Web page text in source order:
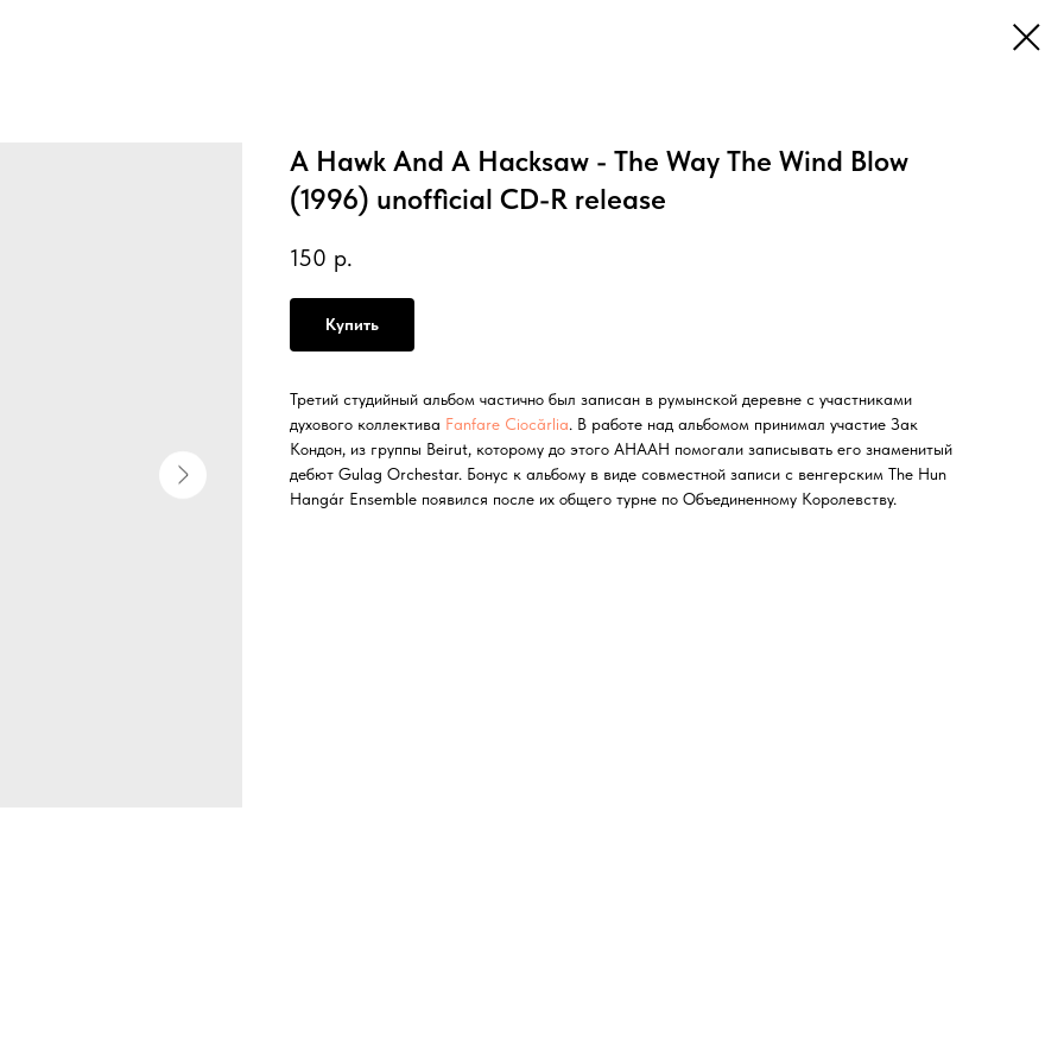
A Hawk And A Hacksaw - The Way The Wind Blow
(1996) unofficial CD-R release
150 р.
Купить
Третий студийный альбом частично был записан в румынской деревне с участниками
духового коллектива Fanfare Ciocărlia. В работе над альбомом принимал участие Зак
Кондон, из группы Beirut, которому до этого AHAAH помогали записывать его знаменитый
дебют Gulag Orchestar. Бонус к альбому в виде совместной записи с венгерским The Hun
Hangár Ensemble появился после их общего турне по Объединенному Королевству.